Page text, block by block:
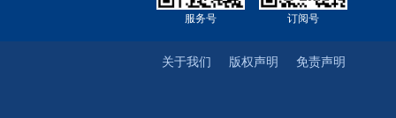
订阅号
服务号
免责声明
版权声明
关于我们